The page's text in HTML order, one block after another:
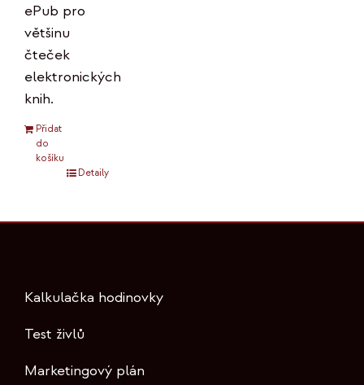
ePub pro
většinu
čteček
elektronických
knih.
Přidat
do
košíku
Detaily
Kalkulačka hodinovky
Test živlů
Marketingový plán